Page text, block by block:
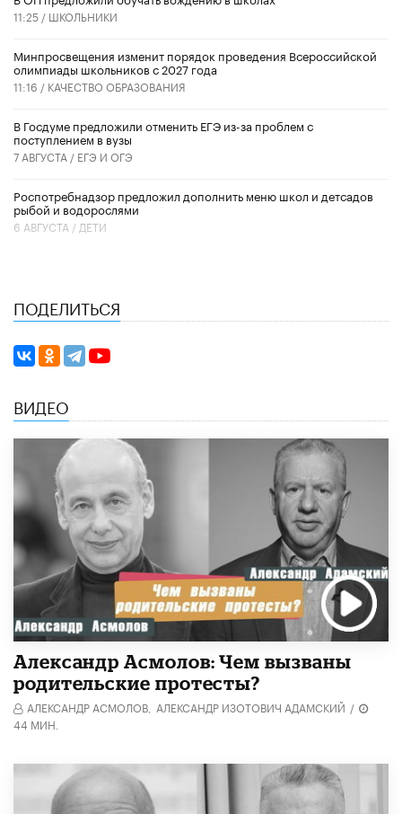
11:25 / ШКОЛЬНИКИ
Минпросвещения изменит порядок проведения Всероссийской
олимпиады школьников с 2027 года
11:16 / КАЧЕСТВО ОБРАЗОВАНИЯ
В Госдуме предложили отменить ЕГЭ из-за проблем с
поступлением в вузы
7 АВГУСТА / ЕГЭ И ОГЭ
Роспотребнадзор предложил дополнить меню школ и детсадов
рыбой и водорослями
6 АВГУСТА / ДЕТИ
ПОДЕЛИТЬСЯ
ВИДЕО
Александр Асмолов: Чем вызваны
родительские протесты?
АЛЕКСАНДР АСМОЛОВ, АЛЕКСАНДР ИЗОТОВИЧ АДАМСКИЙ /
44 МИН.